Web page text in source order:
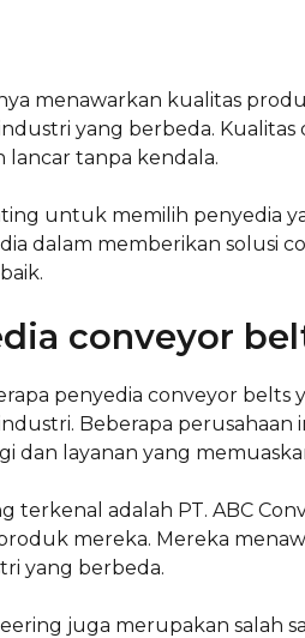
menawarkan kualitas
yang berbeda.
lancar tanpa kendala.
untuk memilih penyedia
dalam memberikan solusi
conveyor
penyedia conveyor
Beberapa perusahaan
dan layanan yang
terkenal adalah PT. ABC
mereka. Mereka
yang berbeda.
juga merupakan